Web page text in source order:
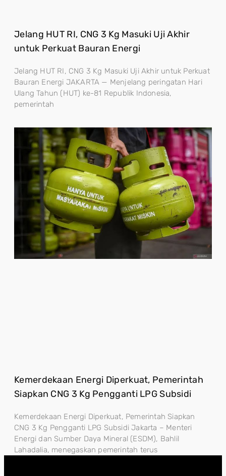
Jelang HUT RI, CNG 3 Kg Masuki Uji Akhir
untuk Perkuat Bauran Energi
Jelang HUT RI, CNG 3 Kg Masuki Uji Akhir untuk Perkuat
Bauran Energi JAKARTA — Menjelang peringatan Hari
Ulang Tahun (HUT) ke-81 Republik Indonesia,
pemerintah
Kemerdekaan Energi Diperkuat, Pemerintah
Siapkan CNG 3 Kg Pengganti LPG Subsidi
Kemerdekaan Energi Diperkuat, Pemerintah Siapkan
CNG 3 Kg Pengganti LPG Subsidi Jakarta – Menteri
Energi dan Sumber Daya Mineral (ESDM), Bahlil
Lahadalia, menegaskan pemerintah terus